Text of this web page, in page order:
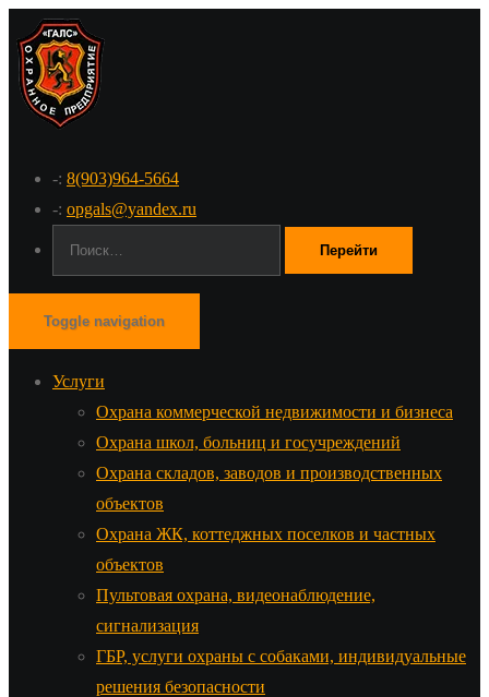
-: 8(903)964-5664
-: opgals@yandex.ru
Toggle navigation
Услуги
Охрана коммерческой недвижимости и бизнеса
Охрана школ, больниц и госучреждений
Охрана складов, заводов и производственных
объектов
Охрана ЖК, коттеджных поселков и частных
объектов
Пультовая охрана, видеонаблюдение,
сигнализация
ГБР, услуги охраны с собаками, индивидуальные
решения безопасности